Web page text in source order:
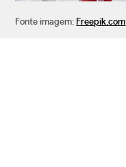
Fonte imagem: Freepik.com